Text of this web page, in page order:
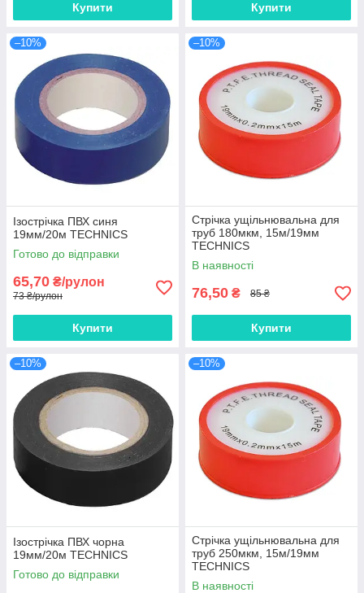
Купити Купити
–10%
Ізострічка ПВХ синя
19мм/20м TECHNICS
Готово до відправки
65,70 ₴/рулон
73 ₴/рулон
Купити
–10%
Стрічка ущільнювальна для
труб 180мкм, 15м/19мм
TECHNICS
В наявності
76,50 ₴ 85 ₴
Купити
–10%
Ізострічка ПВХ чорна
19мм/20м TECHNICS
Готово до відправки
–10%
Стрічка ущільнювальна для
труб 250мкм, 15м/19мм
TECHNICS
В наявності